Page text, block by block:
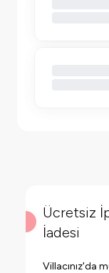
Ücretsiz
İadesi
Villacınız'da